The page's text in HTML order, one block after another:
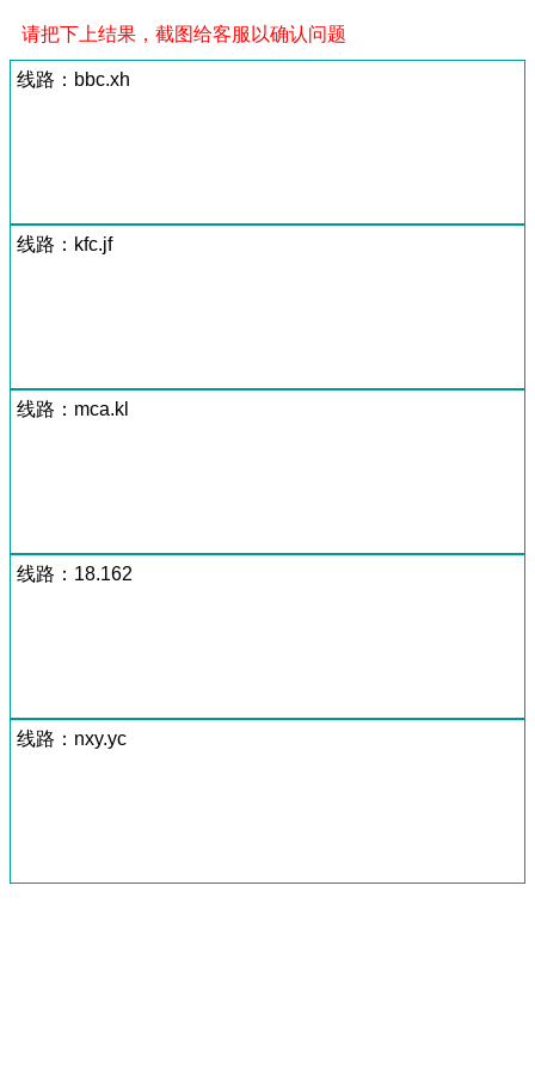
请把下上结果，截图给客服以确认问题
线路：bbc.xh
线路：kfc.jf
线路：mca.kl
线路：18.162
线路：nxy.yc